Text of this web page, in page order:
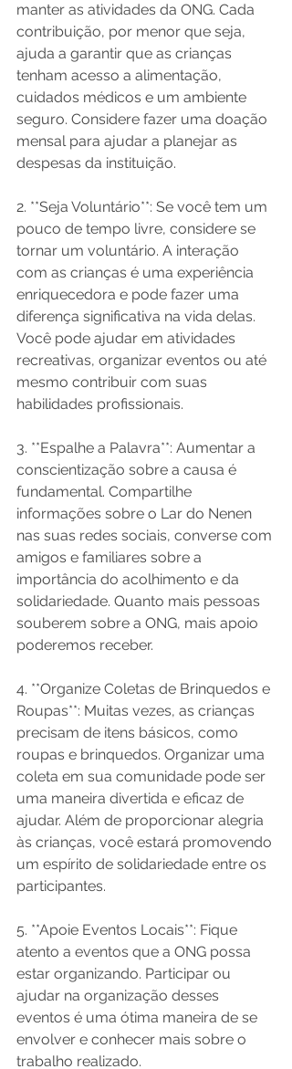
manter as atividades da ONG. Cada
contribuição, por menor que seja,
ajuda a garantir que as crianças
tenham acesso a alimentação,
cuidados médicos e um ambiente
seguro. Considere fazer uma doação
mensal para ajudar a planejar as
despesas da instituição.
2. **Seja Voluntário**: Se você tem um
pouco de tempo livre, considere se
tornar um voluntário. A interação
com as crianças é uma experiência
enriquecedora e pode fazer uma
diferença significativa na vida delas.
Você pode ajudar em atividades
recreativas, organizar eventos ou até
mesmo contribuir com suas
habilidades profissionais.
3. **Espalhe a Palavra**: Aumentar a
conscientização sobre a causa é
fundamental. Compartilhe
informações sobre o Lar do Nenen
nas suas redes sociais, converse com
amigos e familiares sobre a
importância do acolhimento e da
solidariedade. Quanto mais pessoas
souberem sobre a ONG, mais apoio
poderemos receber.
4. **Organize Coletas de Brinquedos e
Roupas**: Muitas vezes, as crianças
precisam de itens básicos, como
roupas e brinquedos. Organizar uma
coleta em sua comunidade pode ser
uma maneira divertida e eficaz de
ajudar. Além de proporcionar alegria
às crianças, você estará promovendo
um espírito de solidariedade entre os
participantes.
5. **Apoie Eventos Locais**: Fique
atento a eventos que a ONG possa
estar organizando. Participar ou
ajudar na organização desses
eventos é uma ótima maneira de se
envolver e conhecer mais sobre o
trabalho realizado.